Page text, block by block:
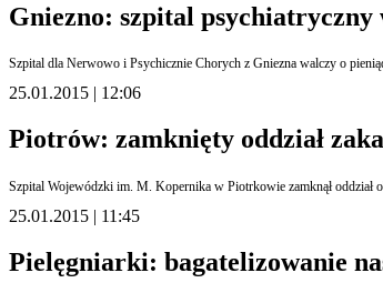
Gniezno: szpital psychiatryczny
25.01.2015 | 12:06
Piotrów: zamknięty oddział
25.01.2015 | 11:45
Pielęgniarki: bagatelizowanie